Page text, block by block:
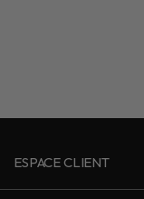
ESPACE CLIENT